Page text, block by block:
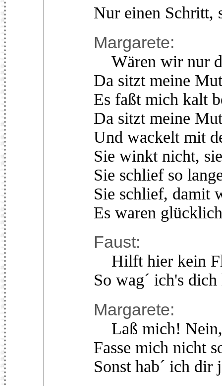
Nur einen Schritt,
Margarete:
Wären wir nur
Da sitzt meine
Es faßt mich kalt
Da sitzt meine
Und wackelt mit
Sie winkt nicht,
Sie schlief so
Sie schlief, damit
Es waren
Faust:
Hilft hier kein
So wag´ ich's
Margarete:
Laß mich! Nein,
Fasse mich nicht
Sonst hab´ ich dir